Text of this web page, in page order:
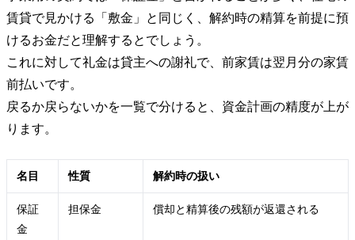
賃貸で見かける「敷金」と同じく、解約時の精算を前提に預
けるお金だと理解するとでしょう。
これに対して礼金は貸主への謝礼で、前家賃は翌月分の家賃
前払いです。
戻るか戻らないかを一覧で分けると、資金計画の精度が上が
ります。
名目 性質 解約時の扱い
保証
金
担保金 償却と精算後の残額が返還される